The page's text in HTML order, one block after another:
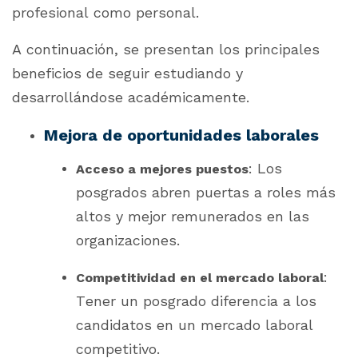
profesional como personal.
A continuación, se presentan los principales
beneficios de seguir estudiando y
desarrollándose académicamente.
Mejora de oportunidades laborales
Acceso a mejores puestos: Los
posgrados abren puertas a roles más
altos y mejor remunerados en las
organizaciones.
Competitividad en el mercado laboral:
Tener un posgrado diferencia a los
candidatos en un mercado laboral
competitivo.